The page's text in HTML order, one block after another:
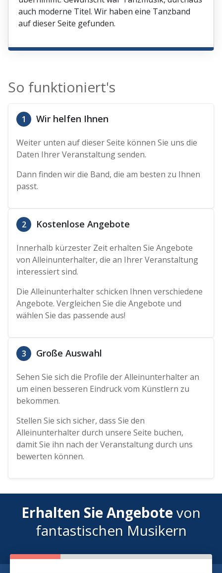
auch moderne Titel. Wir haben eine Tanzband
auf dieser Seite gefunden.
So funktioniert's
1 Wir helfen Ihnen
Weiter unten auf dieser Seite können Sie uns die
Daten Ihrer Veranstaltung senden.
Dann finden wir die Band, die am besten zu Ihnen
passt.
2 Kostenlose Angebote
Innerhalb kürzester Zeit erhalten Sie Angebote
von Alleinunterhalter, die an Ihrer Veranstaltung
interessiert sind.
Die Alleinunterhalter schicken Ihnen verschiedene
Angebote. Vergleichen Sie die Angebote und
wählen Sie das passende aus!
3 Große Auswahl
Sehen Sie sich die Profile der Alleinunterhalter an
um einen besseren Eindruck vom Künstlern zu
bekommen.
Stellen Sie sich sicher, dass Sie den
Alleinunterhalter durch unsere Seite buchen,
damit Sie ihn nach der Veranstaltung durch uns
bewerten können.
Erhalten Sie Angebotevon
fantastischen Musikern